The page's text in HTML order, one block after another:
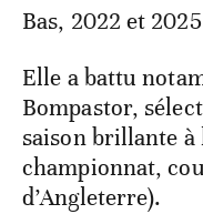
Bas, 2022 et
Elle a battu
Bompastor,
saison brillante à
championnat,
d’Angleterre).